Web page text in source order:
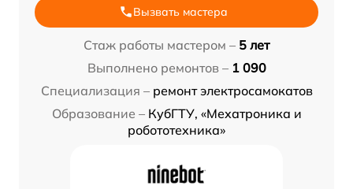
Вызвать мастера
Стаж работы мастером – 5 лет
Выполнено ремонтов – 1 090
Специализация – ремонт электросамокатов
Образование – КубГТУ, «Мехатроника и
робототехника»